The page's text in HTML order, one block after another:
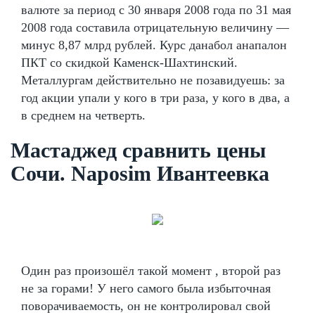
валюте за период с 30 января 2008 года по 31 мая
2008 года составила отрицательную величину —
минус 8,87 млрд рублей. Курс данабол анапалон
ПКТ со скидкой Каменск-Шахтинский.
Металлургам действительно не позавидуешь: за
год акции упали у кого в три раза, у кого в два, а
в среднем на четверть.
Мастаджед сравнить цены
Сочи. Naposim Ивантеевка
Один раз произошёл такой момент , второй раз
не за горами! У него самого была избыточная
поворачиваемость, он не контролировал свой